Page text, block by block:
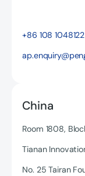
+86 108 1048122
China
Room 1808,
Tianan
No. 25 Tairan